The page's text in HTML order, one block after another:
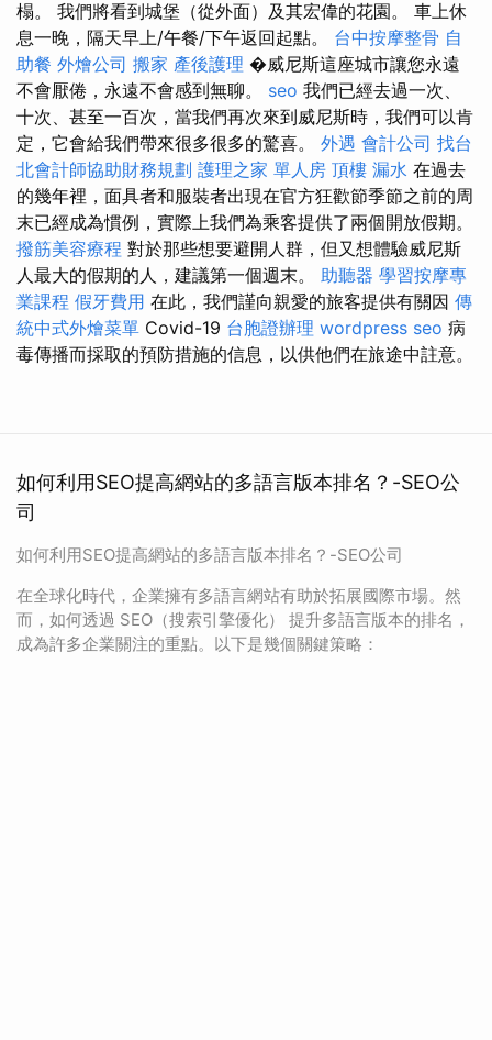
榻。 我們將看到城堡（從外面）及其宏偉的花園。 車上休
息一晚，隔天早上/午餐/下午返回起點。 台中按摩整骨 自
助餐 外燴公司 搬家 產後護理 �威尼斯這座城市讓您永遠
不會厭倦，永遠不會感到無聊。 seo 我們已經去過一次、
十次、甚至一百次，當我們再次來到威尼斯時，我們可以肯
定，它會給我們帶來很多很多的驚喜。 外遇 會計公司 找台
北會計師協助財務規劃 護理之家 單人房 頂樓 漏水 在過去
的幾年裡，面具者和服裝者出現在官方狂歡節季節之前的周
末已經成為慣例，實際上我們為乘客提供了兩個開放假期。
撥筋美容療程 對於那些想要避開人群，但又想體驗威尼斯
人最大的假期的人，建議第一個週末。 助聽器 學習按摩專
業課程 假牙費用 在此，我們謹向親愛的旅客提供有關因 傳
統中式外燴菜單 Covid-19 台胞證辦理 wordpress seo 病
毒傳播而採取的預防措施的信息，以供他們在旅途中註意。
如何利用SEO提高網站的多語言版本排名？-SEO公
司
如何利用SEO提高網站的多語言版本排名？-SEO公司
在全球化時代，企業擁有多語言網站有助於拓展國際市場。然
而，如何透過 SEO（搜索引擎優化） 提升多語言版本的排名，
成為許多企業關注的重點。以下是幾個關鍵策略：